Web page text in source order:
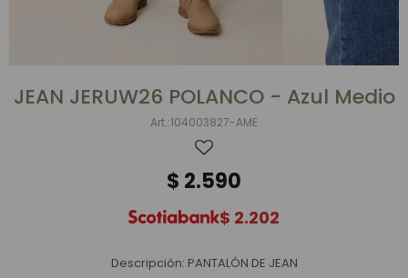
JEAN JERUW26 POLANCO - Azul Medio
104003827-AME
$ 2.590
$ 2.202
Descripción: PANTALÓN DE JEAN